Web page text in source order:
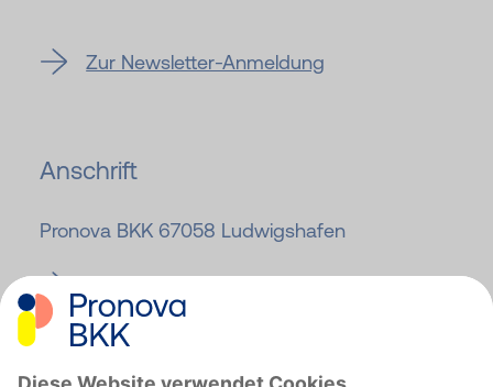
Zur Newsletter-Anmeldung
Anschrift
Pronova BKK 67058 Ludwigshafen